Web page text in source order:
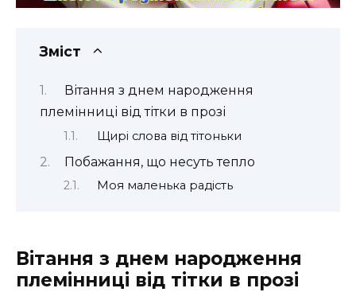
Зміст
Вітання з днем народження
племінниці від тітки в прозі
Щирі слова від тітоньки
Побажання, що несуть тепло
Моя маленька радість
Вітання з днем народження
племінниці від тітки в прозі